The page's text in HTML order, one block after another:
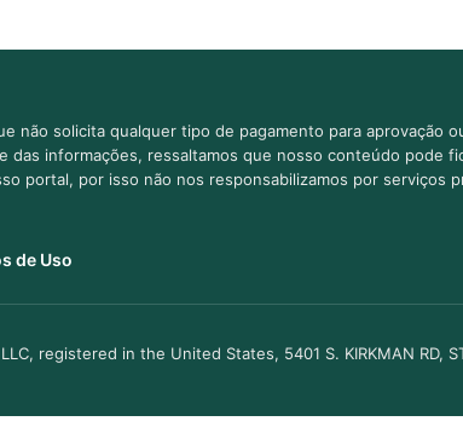
não solicita qualquer tipo de pagamento para aprovação
informações, ressaltamos que nosso conteúdo pode
portal, por isso não nos responsabilizamos por serviços
de Uso
registered in the United States, 5401 S. KIRKMAN RD,